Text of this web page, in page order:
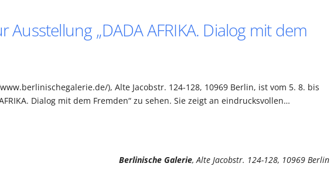
„DADA AFRIKA. Dialog mit dem
), Alte Jacobstr. 124-128, 10969 Berlin, ist vom 5. 8. bis
Dialog mit dem Fremden“ zu sehen. Sie zeigt an eindrucksvollen…
Berlinische Galerie, Alte Jacobstr. 124-128, 10969 Berlin